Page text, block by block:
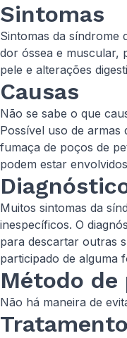
Sintomas
Sintomas da síndrome
dor óssea e muscular,
pele e alterações
Causas
Não se sabe o que
Possível uso de
fumaça de poços de
podem estar
Muitos sintomas da
inespecíficos. O
para descartar outras
participado de alguma
Método de
Não há maneira de
Tratamento